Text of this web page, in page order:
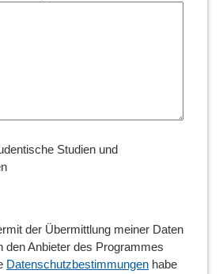
Studien und
der Übermittlung meiner Daten
den Anbieter des Programmes
Datenschutzbestimmungen habe